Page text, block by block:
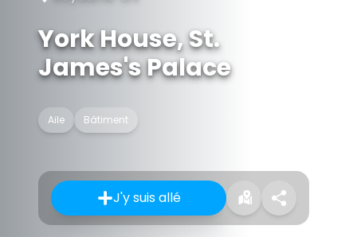
York House, St.
James's Palace
Aile Bâtiment
J'y suis allé